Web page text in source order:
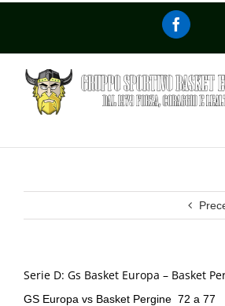
Serie D: Gs Basket Europa – Basket
GS Europa vs Basket Pergine 72 a 77